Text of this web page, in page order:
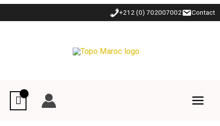
Aller
au
+212 (0) 702007002 Contact